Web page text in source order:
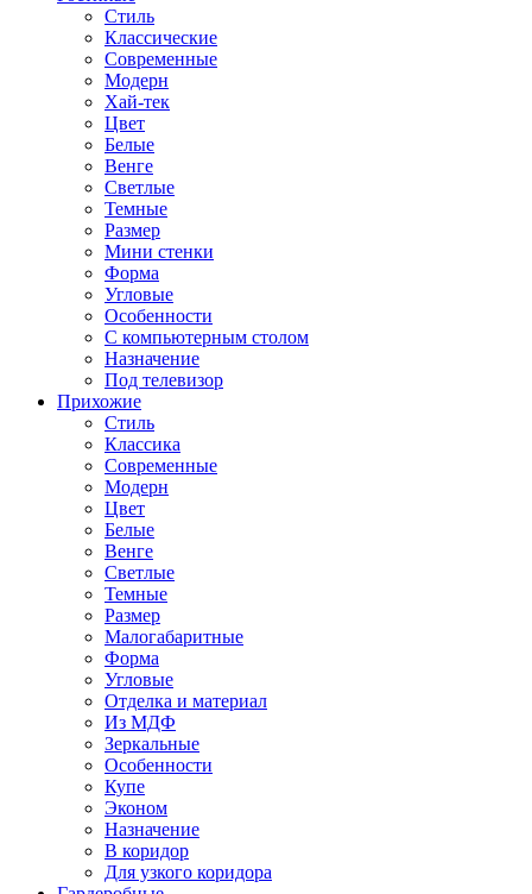
Стиль
Классические
Современные
Модерн
Хай-тек
Цвет
Белые
Венге
Светлые
Темные
Размер
Мини стенки
Форма
Угловые
Особенности
С компьютерным столом
Назначение
Под телевизор
Прихожие
Стиль
Классика
Современные
Модерн
Цвет
Белые
Венге
Светлые
Темные
Размер
Малогабаритные
Форма
Угловые
Отделка и материал
Из МДФ
Зеркальные
Особенности
Купе
Эконом
Назначение
В коридор
Для узкого коридора